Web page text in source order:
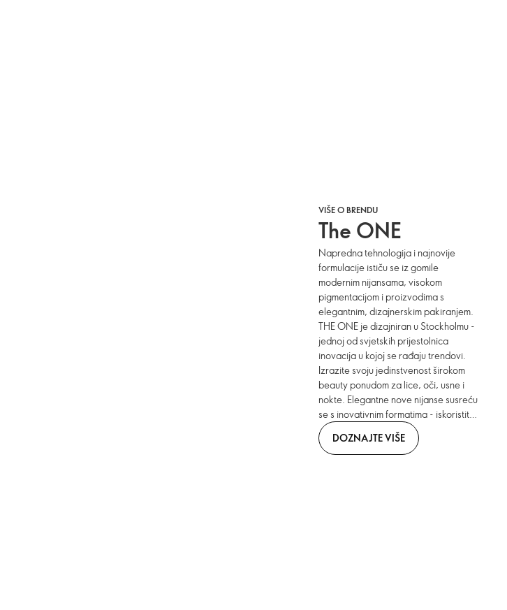
VIŠE O BRENDU
The ONE
Napredna tehnologija i najnovije
formulacije ističu se iz gomile
modernim nijansama, visokom
pigmentacijom i proizvodima s
elegantnim, dizajnerskim pakiranjem.
THE ONE je dizajniran u Stockholmu -
jednoj od svjetskih prijestolnica
inovacija u kojoj se rađaju trendovi.
Izrazite svoju jedinstvenost širokom
beauty ponudom za lice, oči, usne i
nokte. Elegantne nove nijanse susreću
se s inovativnim formatima - iskoristite
ih i istaknite se iz gomile ljudi.
DOZNAJTE VIŠE